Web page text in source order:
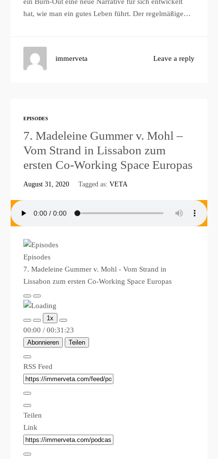
hat, wie man ein gutes Leben führt. Der regelmäßige…
Leave a reply
immerveta
EPISODES
7. Madeleine Gummer v. Mohl –
Vom Strand in Lissabon zum
ersten Co-Working Space Europas
August 31, 2020 Tagged as:VETA
Episodes
7. Madeleine Gummer v. Mohl - Vom Strand in
Lissabon zum ersten Co-Working Space Europas
Play
Episode
Pause
Episode
1x
00:00 / 00:31:23
Abonnieren Teilen
RSS Feed
Teilen
Link